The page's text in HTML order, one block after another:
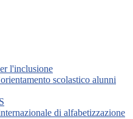
l'inclusione
scolastico alunni
di alfabetizzazione